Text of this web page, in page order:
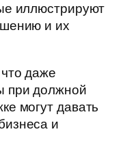
иллюстрируют
и их
даже
при должной
могут давать
и